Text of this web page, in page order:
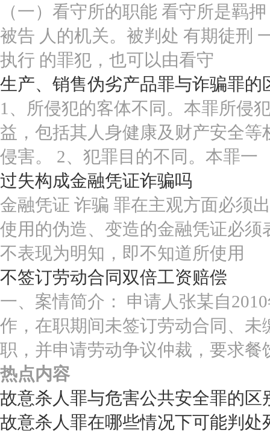
（一）看守所的职能 看守所是羁
被告 人的机关。被判处 有期徒刑
执行 的罪犯，也可以由看守
生产、销售伪劣产品罪与诈骗罪的
1、所侵犯的客体不同。本罪所侵
益，包括其人身健康及财产安全
侵害。 2、犯罪目的不同。本罪一
过失构成金融凭证诈骗吗
金融凭证 诈骗 罪在主观方面必须
使用的伪造、变造的金融凭证必
不表现为明知，即不知道所使用
不签订劳动合同双倍工资赔偿
一、案情简介： 申请人张某自
作，在职期间未签订劳动合同、未
职，并申请劳动争议仲裁，要求餐
热点内容
故意杀人罪与危害公共安全罪的区
故意杀人罪在哪些情况下可能判处